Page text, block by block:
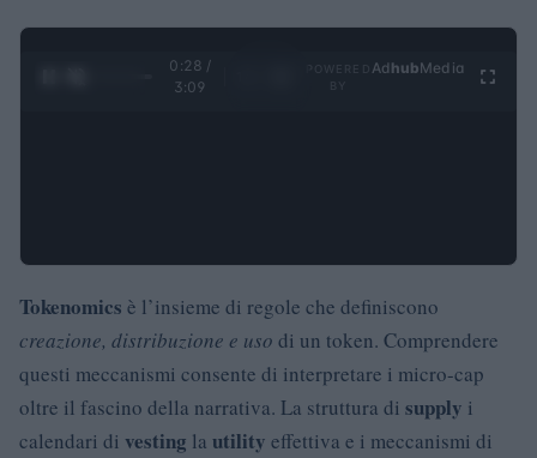
0:29 /
3:09
Ad hubMedia
Tokenomics è l’insieme di regole che definiscono
creazione, distribuzione e uso di un token. Comprendere
questi meccanismi consente di interpretare i micro-cap
oltre il fascino della narrativa. La struttura di supply i
calendari di vesting la utility effettiva e i meccanismi di